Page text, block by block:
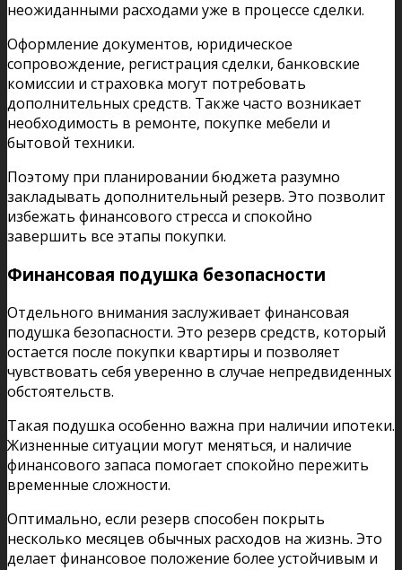
неожиданными расходами уже в процессе сделки.
Оформление документов, юридическое
сопровождение, регистрация сделки, банковские
комиссии и страховка могут потребовать
дополнительных средств. Также часто возникает
необходимость в ремонте, покупке мебели и
бытовой техники.
Поэтому при планировании бюджета разумно
закладывать дополнительный резерв. Это позволит
избежать финансового стресса и спокойно
завершить все этапы покупки.
Финансовая подушка безопасности
Отдельного внимания заслуживает финансовая
подушка безопасности. Это резерв средств, который
остается после покупки квартиры и позволяет
чувствовать себя уверенно в случае непредвиденных
обстоятельств.
Такая подушка особенно важна при наличии ипотеки.
Жизненные ситуации могут меняться, и наличие
финансового запаса помогает спокойно пережить
временные сложности.
Оптимально, если резерв способен покрыть
несколько месяцев обычных расходов на жизнь. Это
делает финансовое положение более устойчивым и